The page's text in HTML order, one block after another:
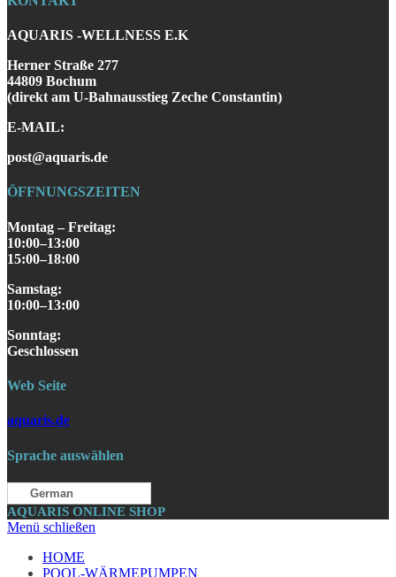
AQUARIS -WELLNESS E.K
Herner Straße 277
44809 Bochum
(direkt am U-Bahnausstieg Zeche Constantin)
E-MAIL:
post@aquaris.de
ÖFFNUNGSZEITEN
Montag – Freitag:
10:00–13:00
15:00–18:00
Samstag:
10:00–13:00
Sonntag:
Geschlossen
Web Seite
aquaris.de
Sprache auswählen
German
AQUARIS ONLINE SHOP
Menü schließen
HOME
POOL-WÄRMEPUMPEN